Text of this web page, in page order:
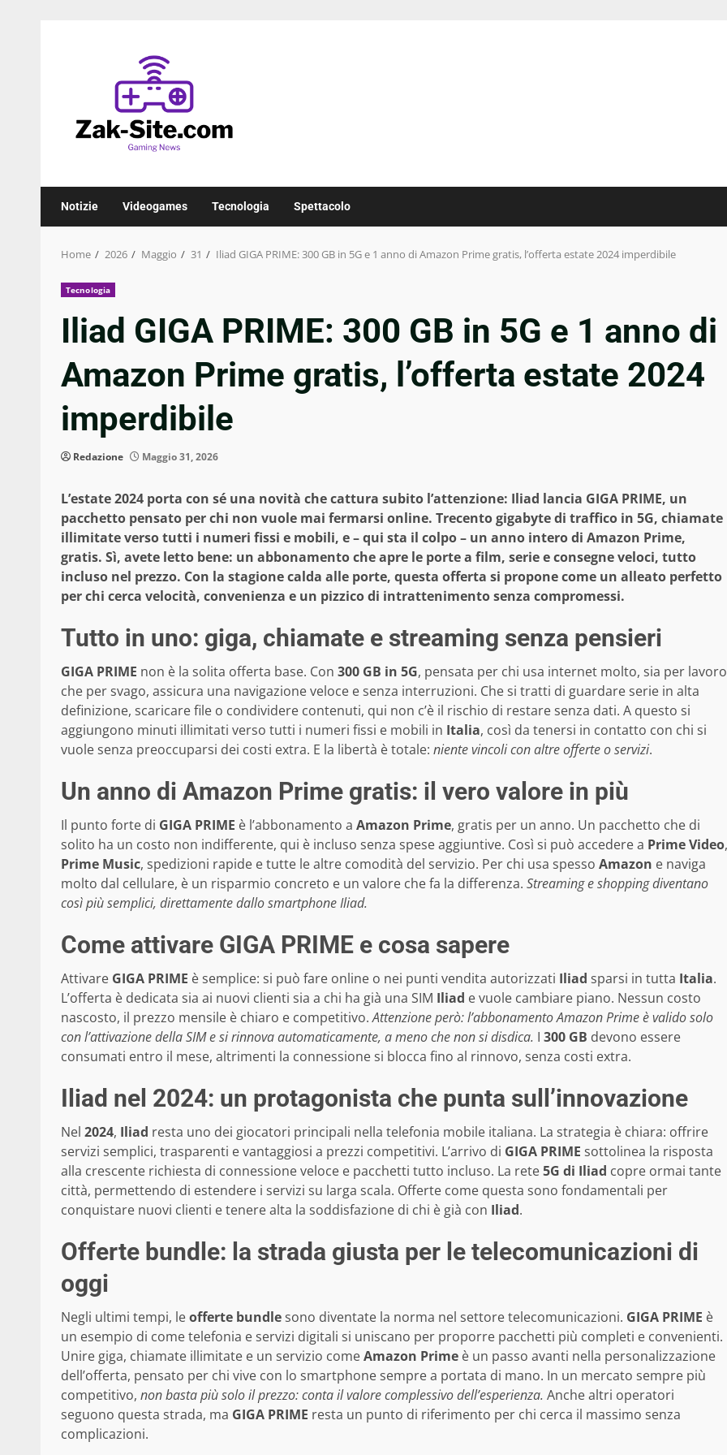
Notizie Videogames Tecnologia Spettacolo
Home 2026 Maggio 31 Iliad GIGA PRIME: 300 GB in 5G e 1 anno di Amazon Prime gratis, l’offerta estate 2024 imperdibile
Tecnologia
Iliad GIGA PRIME: 300 GB in 5G e 1 anno di
Amazon Prime gratis, l’offerta estate 2024
imperdibile
Redazione Maggio 31, 2026
L’estate 2024 porta con sé una novità che cattura subito l’attenzione: Iliad lancia GIGA PRIME, un
pacchetto pensato per chi non vuole mai fermarsi online. Trecento gigabyte di traffico in 5G, chiamate
illimitate verso tutti i numeri fissi e mobili, e – qui sta il colpo – un anno intero di Amazon Prime,
gratis. Sì, avete letto bene: un abbonamento che apre le porte a film, serie e consegne veloci, tutto
incluso nel prezzo. Con la stagione calda alle porte, questa offerta si propone come un alleato perfetto
per chi cerca velocità, convenienza e un pizzico di intrattenimento senza compromessi.
Tutto in uno: giga, chiamate e streaming senza pensieri
GIGA PRIME non è la solita offerta base. Con 300 GB in 5G, pensata per chi usa internet molto, sia per lavoro
che per svago, assicura una navigazione veloce e senza interruzioni. Che si tratti di guardare serie in alta
definizione, scaricare file o condividere contenuti, qui non c’è il rischio di restare senza dati. A questo si
aggiungono minuti illimitati verso tutti i numeri fissi e mobili in Italia, così da tenersi in contatto con chi si
vuole senza preoccuparsi dei costi extra. E la libertà è totale: niente vincoli con altre offerte o servizi.
Un anno di Amazon Prime gratis: il vero valore in più
Il punto forte di GIGA PRIME è l’abbonamento a Amazon Prime, gratis per un anno. Un pacchetto che di
solito ha un costo non indifferente, qui è incluso senza spese aggiuntive. Così si può accedere a Prime Video,
Prime Music, spedizioni rapide e tutte le altre comodità del servizio. Per chi usa spesso Amazon e naviga
molto dal cellulare, è un risparmio concreto e un valore che fa la differenza. Streaming e shopping diventano
così più semplici, direttamente dallo smartphone Iliad.
Come attivare GIGA PRIME e cosa sapere
Attivare GIGA PRIME è semplice: si può fare online o nei punti vendita autorizzati Iliad sparsi in tutta Italia.
L’offerta è dedicata sia ai nuovi clienti sia a chi ha già una SIM Iliad e vuole cambiare piano. Nessun costo
nascosto, il prezzo mensile è chiaro e competitivo.Attenzione però: l’abbonamento Amazon Prime è valido solo
con l’attivazione della SIM e si rinnova automaticamente, a meno che non si disdica. I 300 GB devono essere
consumati entro il mese, altrimenti la connessione si blocca fino al rinnovo, senza costi extra.
Iliad nel 2024: un protagonista che punta sull’innovazione
Nel 2024, Iliad resta uno dei giocatori principali nella telefonia mobile italiana. La strategia è chiara: offrire
servizi semplici, trasparenti e vantaggiosi a prezzi competitivi. L’arrivo di GIGA PRIME sottolinea la risposta
alla crescente richiesta di connessione veloce e pacchetti tutto incluso. La rete5G di Iliad copre ormai tante
città, permettendo di estendere i servizi su larga scala. Offerte come questa sono fondamentali per
conquistare nuovi clienti e tenere alta la soddisfazione di chi è già con Iliad.
Offerte bundle: la strada giusta per le telecomunicazioni di
oggi
Negli ultimi tempi, leofferte bundlesono diventate la norma nel settore telecomunicazioni. GIGA PRIME è
un esempio di come telefonia e servizi digitali si uniscano per proporre pacchetti più completi e convenienti.
Unire giga, chiamate illimitate e un servizio comeAmazon Prime è un passo avanti nella personalizzazione
dell’offerta, pensato per chi vive con lo smartphone sempre a portata di mano. In un mercato sempre più
competitivo, non basta più solo il prezzo: conta il valore complessivo dell’esperienza. Anche altri operatori
seguono questa strada, ma GIGA PRIME resta un punto di riferimento per chi cerca il massimo senza
complicazioni.